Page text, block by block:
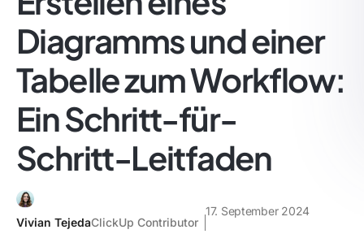
Diagramms und einer
Tabelle zum Workflow:
Ein Schritt-für-
Schritt-Leitfaden
Vivian TejedaClickUp Contributor
17. September 2024